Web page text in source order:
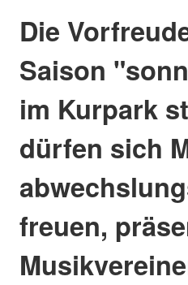
Die
Saison
im Kurpark
dürfen sich
freuen,